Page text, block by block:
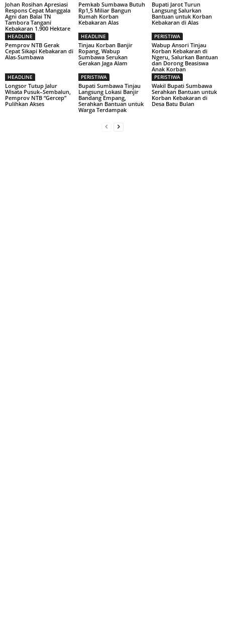
Johan Rosihan Apresiasi
Respons Cepat Manggala
Agni dan Balai TN
Tambora Tangani
Kebakaran 1.900 Hektare
Pemkab Sumbawa Butuh
Rp1,5 Miliar Bangun
Rumah Korban
Kebakaran Alas
Bupati Jarot Turun
Langsung Salurkan
Bantuan untuk Korban
Kebakaran di Alas
HEADLINE
Pemprov NTB Gerak
Cepat Sikapi Kebakaran di
Alas-Sumbawa
HEADLINE
Tinjau Korban Banjir
Ropang, Wabup
Sumbawa Serukan
Gerakan Jaga Alam
PERISTIWA
Wabup Ansori Tinjau
Korban Kebakaran di
Ngeru, Salurkan Bantuan
dan Dorong Beasiswa
Anak Korban
HEADLINE
Longsor Tutup Jalur
Wisata Pusuk–Sembalun,
Pemprov NTB “Gercep”
Pulihkan Akses
PERISTIWA
Bupati Sumbawa Tinjau
Langsung Lokasi Banjir
Bandang Empang,
Serahkan Bantuan untuk
Warga Terdampak
PERISTIWA
Wakil Bupati Sumbawa
Serahkan Bantuan untuk
Korban Kebakaran di
Desa Batu Bulan